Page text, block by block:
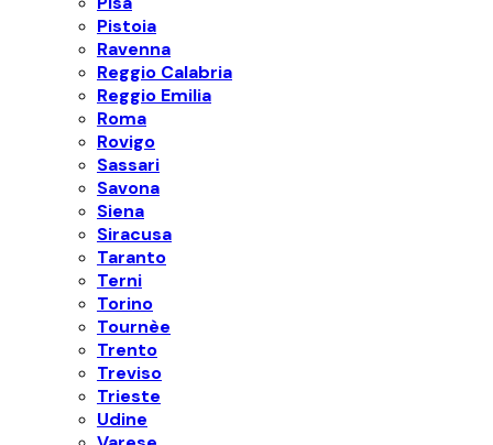
Pistoia
Ravenna
Reggio Calabria
Reggio Emilia
Roma
Rovigo
Sassari
Savona
Siena
Siracusa
Taranto
Terni
Torino
Tournèe
Trento
Treviso
Trieste
Udine